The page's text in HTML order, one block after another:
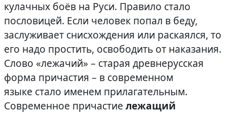
кулачных боёв на Руси. Правило стало
пословицей. Если человек попал в беду,
заслуживает снисхождения или раскаялся, то
его надо простить, освободить от наказания.
Слово «лежачий» – старая древнерусская
форма причастия – в современном
языке стало именем прилагательным.
Современное причастие лежащий